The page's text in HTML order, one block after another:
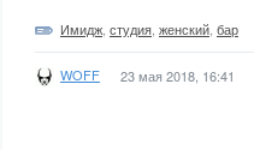
Имидж студия женский бар
WOFF 23 мая 2018, 16:41